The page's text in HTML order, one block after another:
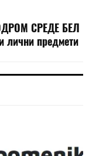
СРЕДЕ БЕЛ
лични предмети